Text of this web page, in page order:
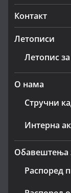
Контакт
Летописи
Летопис
О нама
Стручни
Интерна
Обавештења
Распоред